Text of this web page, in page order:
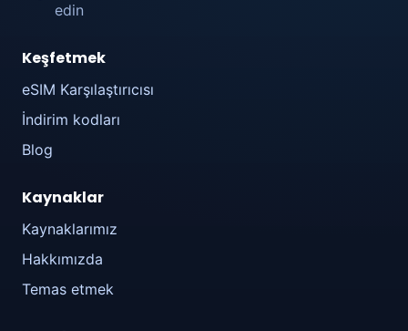
edin
Keşfetmek
eSIM Karşılaştırıcısı
İndirim kodları
Blog
Kaynaklar
Kaynaklarımız
Hakkımızda
Temas etmek